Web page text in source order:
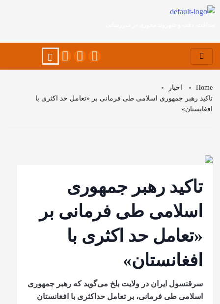
Home
اخبار
تاکید رهبر جمهوری اسلامی طی فرمانی بر «تعامل حد اکثری با
افغانستان»
تاکید رهبر جمهوری
اسلامی طی فرمانی بر
«تعامل حد اکثری با
افغانستان»
سرقنسول ایران در ولایت بلخ می‌گوید که رهبر جمهوری
اسلامی طی فرمانی، بر تعامل حداکثری با افغانستان